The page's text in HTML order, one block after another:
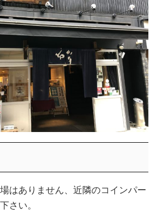
はありません、近隣のコインパー
さい。